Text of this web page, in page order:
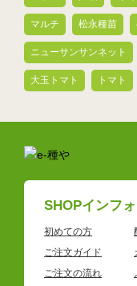
マルチ 松永種苗
ニューサンサンネット
大玉トマト トマト
SHOPインフ
初めての方
ご注文ガイド
ご注文の流れ